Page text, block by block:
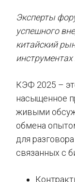
Эксперты
успешного
китайский
КЭФ 2025 –
насыщенное
живыми
обмена
для
связанных с